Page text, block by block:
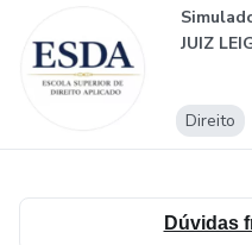
JUIZ
Direito
Dúvidas